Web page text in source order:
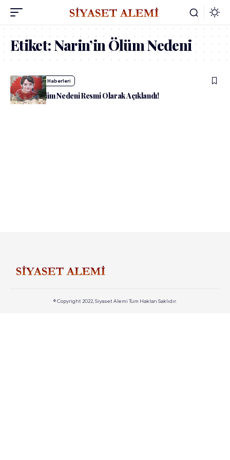
Etiket:Narin’in Ölüm Nedeni
admin Yaşam Haberleri
Narin’in Ölüm Nedeni Resmi Olarak Açıklandı!
© Copyright 2022, Siyaset Alemi Tüm Hakları Saklıdır.